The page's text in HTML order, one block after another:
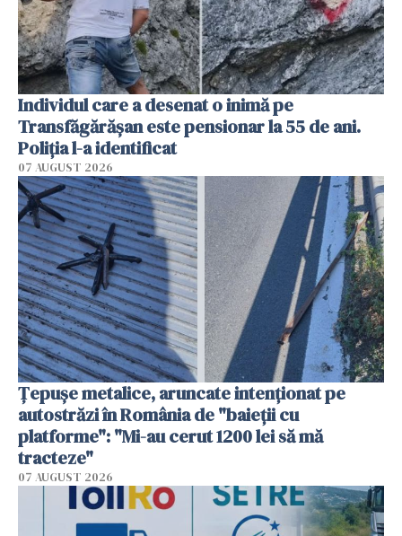
Individul care a desenat o inimă pe
Transfăgărășan este pensionar la 55 de ani.
Poliția l-a identificat
07 AUGUST 2026
Țepușe metalice, aruncate intenționat pe
autostrăzi în România de "baieții cu
platforme": "Mi-au cerut 1200 lei să mă
tracteze"
07 AUGUST 2026